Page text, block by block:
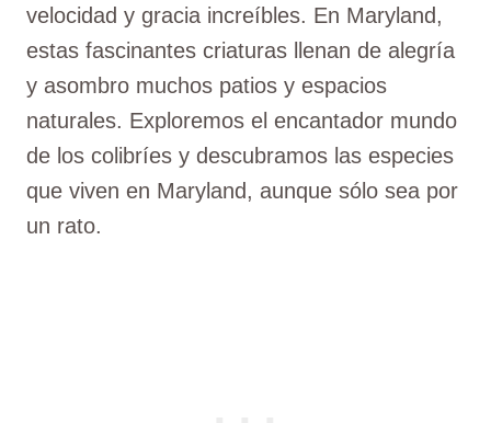
velocidad y gracia increíbles. En Maryland,
estas fascinantes criaturas llenan de alegría
y asombro muchos patios y espacios
naturales. Exploremos el encantador mundo
de los colibríes y descubramos las especies
que viven en Maryland, aunque sólo sea por
un rato.